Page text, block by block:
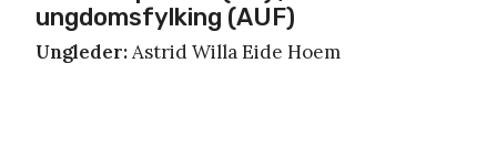
ungdomsfylking (AUF)
Ungleder:Astrid Willa Eide Hoem